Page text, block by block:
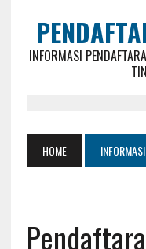
INFORMASI
HOME